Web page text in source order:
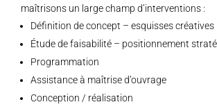
maîtrisons un large champ d’interventions :
Définition de concept – esquisses créatives
Étude de faisabilité – positionnement
Programmation
Assistance à maîtrise d’ouvrage
Conception / réalisation